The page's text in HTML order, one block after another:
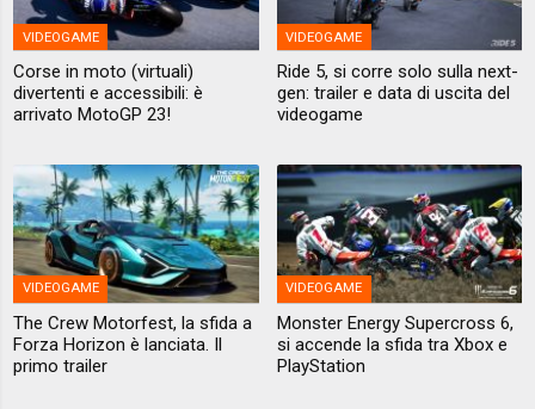
VIDEOGAME
Corse in moto (virtuali)
divertenti e accessibili: è
arrivato MotoGP 23!
VIDEOGAME
Ride 5, si corre solo sulla next-
gen: trailer e data di uscita del
videogame
VIDEOGAME
The Crew Motorfest, la sfida a
Forza Horizon è lanciata. Il
primo trailer
VIDEOGAME
Monster Energy Supercross 6,
si accende la sfida tra Xbox e
PlayStation